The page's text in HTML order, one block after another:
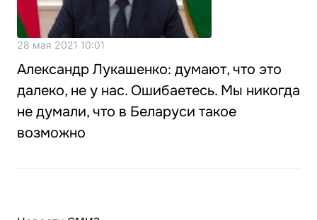
28 мая 2021 10:01
Александр Лукашенко: думают, что это
далеко, не у нас. Ошибаетесь. Мы никогда
не думали, что в Беларуси такое
возможно